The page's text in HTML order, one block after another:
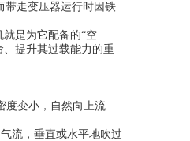
带走变压器运行时因铁
是为它配备的“空
提升其过载能力的重
度变小，自然向上流
流，垂直或水平地吹过